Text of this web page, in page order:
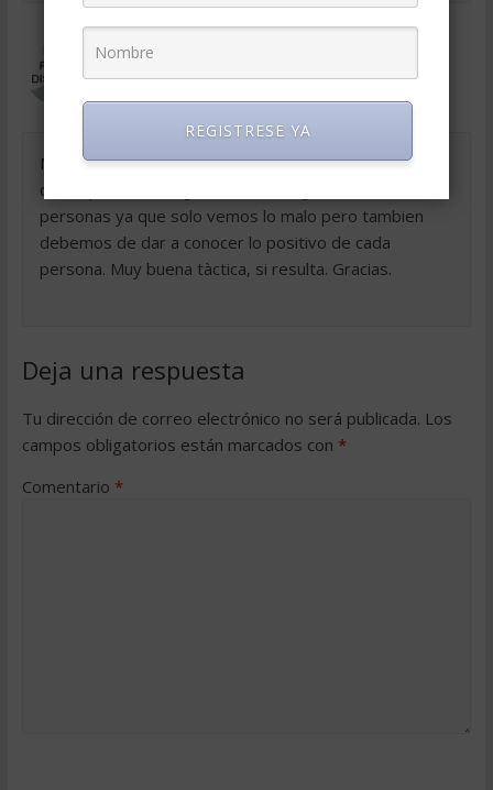
Muy buen consejo para todos aquellos que nos
corresponde corregir actitudes negativas de las
personas ya que solo vemos lo malo pero tambien
debemos de dar a conocer lo positivo de cada
persona. Muy buena tàctica, si resulta. Gracias.
Deja una respuesta
Tu dirección de correo electrónico no será publicada. Los
campos obligatorios están marcados con *
Comentario *
REGISTRESE YA